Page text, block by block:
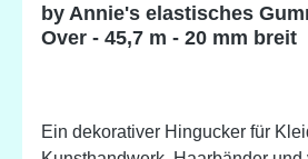
by Annie's elastisches
Over - 45,7 m - 20 mm breit
Ein dekorativer Hingucker für